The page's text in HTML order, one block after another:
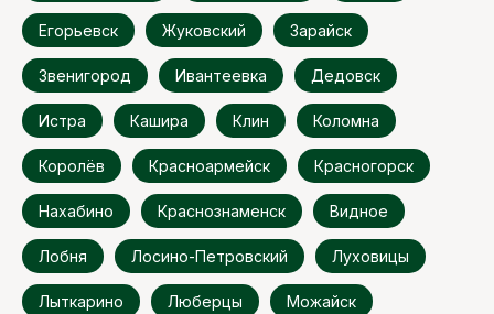
Егорьевск Жуковский Зарайск
Звенигород Ивантеевка Дедовск
Истра Кашира Клин Коломна
Королёв Красноармейск Красногорск
Нахабино Краснознаменск Видное
Лобня Лосино-Петровский Луховицы
Лыткарино Люберцы Можайск